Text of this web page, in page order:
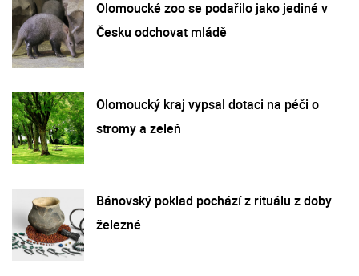
Olomoucké zoo se podařilo jako jediné v
Česku odchovat mládě
Olomoucký kraj vypsal dotaci na péči o
stromy a zeleň
Bánovský poklad pochází z rituálu z doby
železné